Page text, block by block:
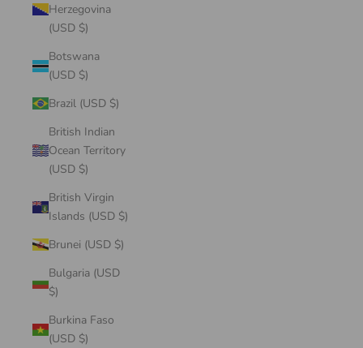
Herzegovina
(USD $)
Botswana
(USD $)
Brazil (USD $)
British Indian
Ocean Territory
(USD $)
British Virgin
Islands (USD $)
Brunei (USD $)
Bulgaria (USD
$)
Burkina Faso
(USD $)